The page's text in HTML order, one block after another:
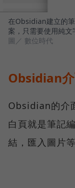
在Obsidian建立的
案，只需要使用純文
圖／ 數位時代
Obsidian
Obsidian的介
白頁就是筆記
結，匯入圖片等